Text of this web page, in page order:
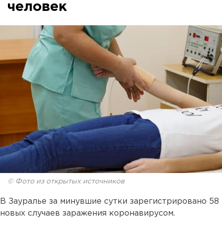
человек
© Фото из открытых источников
В Зауралье за минувшие сутки зарегистрировано 58
новых случаев заражения коронавирусом.